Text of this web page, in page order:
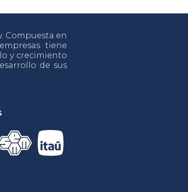
Compuesta en
tiene
y crecimiento
de sus